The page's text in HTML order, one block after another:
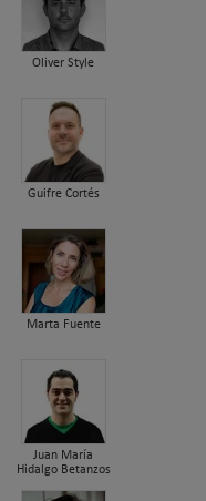
Oliver Style
Guifre Cortés
Marta Fuente
Juan María
Hidalgo Betanzos